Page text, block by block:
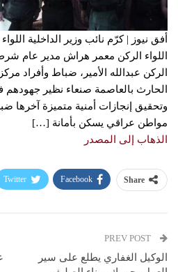
أفق نيوز | كرّم نائب وزير الداخلية
اللواء الركن معمر هراش مدير عام
الركن عبدالله الأمير، ضباط وأفراد
الحارث بالعاصمة صنعاء نظير جهودهم
وتحقيق إنجازات أمنية متميزة
مواطن عراقي يسكن بأمانة […]
الذهاب إلى المصدر
Share
Facebook
Twitter
الوكيل الغفاري يطلع على سير